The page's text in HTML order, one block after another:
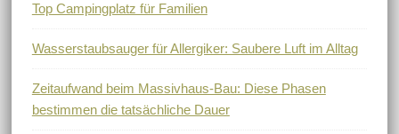
Top Campingplatz für Familien
Wasserstaubsauger für Allergiker: Saubere Luft im Alltag
Zeitaufwand beim Massivhaus-Bau: Diese Phasen
bestimmen die tatsächliche Dauer